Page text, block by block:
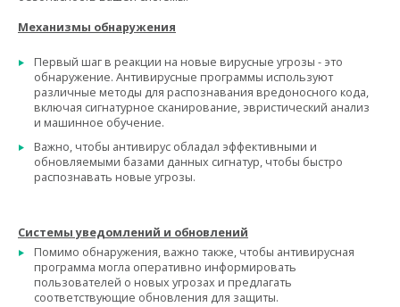
Механизмы обнаружения
Первый шаг в реакции на новые вирусные угрозы - это
обнаружение. Антивирусные программы используют
различные методы для распознавания вредоносного кода,
включая сигнатурное сканирование, эвристический анализ
и машинное обучение.
Важно, чтобы антивирус обладал эффективными и
обновляемыми базами данных сигнатур, чтобы быстро
распознавать новые угрозы.
Системы уведомлений и обновлений
Помимо обнаружения, важно также, чтобы антивирусная
программа могла оперативно информировать
пользователей о новых угрозах и предлагать
соответствующие обновления для защиты.